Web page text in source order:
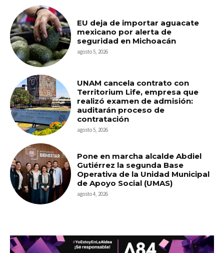
EU deja de importar aguacate
mexicano por alerta de
seguridad en Michoacán
agosto 5, 2026
UNAM cancela contrato con
Territorium Life, empresa que
realizó examen de admisión:
auditarán proceso de
contratación
agosto 5, 2026
Pone en marcha alcalde Abdiel
Gutiérrez la segunda Base
Operativa de la Unidad Municipal
de Apoyo Social (UMAS)
agosto 4, 2026